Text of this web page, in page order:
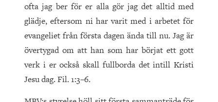
ofta jag ber för er alla gör jag det alltid med
glädje, eftersom ni har varit med i arbetet för
evangeliet från första dagen ända till nu. Jag är
övertygad om att han som har börjat ett gott
verk i er också skall fullborda det intill Kristi
Jesu dag. Fil. 1:3–6.